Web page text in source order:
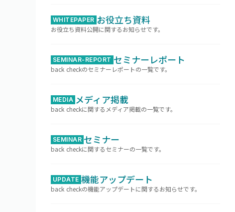
WHITEPAPER お役立ち資料
お役立ち資料公開に関するお知らせです。
SEMINAR-REPORT セミナーレポート
back checkのセミナーレポートの一覧です。
MEDIA メディア掲載
back checkに関するメディア掲載の一覧です。
SEMINAR セミナー
back checkに関するセミナーの一覧です。
UPDATE 機能アップデート
back checkの機能アップデートに関するお知らせです。